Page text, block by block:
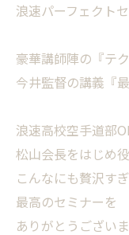
浪速パーフェクト
豪華講師陣の『テ
今井監督の講義『
浪速高校空手道部
松山会長をはじめ
こんなにも贅沢す
最高のセミナーを
ありがとうござい